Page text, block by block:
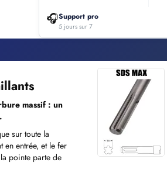
🎧Support pro
5 jours sur 7
massif : un
sur toute la
en entrée, et le fer
pointe parte de